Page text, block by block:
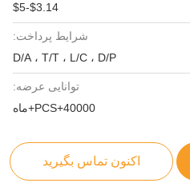
$3.14-$5
شرایط پرداخت:
D/A ، T/T ، L/C ، D/P
توانایی عرضه:
40000+PCS+ماه
اکنون تماس بگیرید